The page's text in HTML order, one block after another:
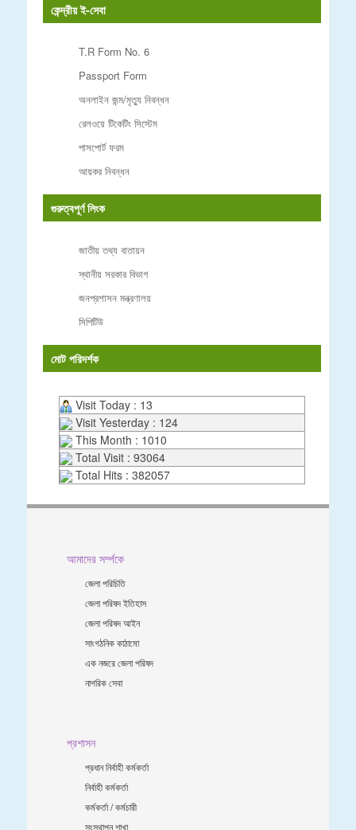
কেন্দ্রীয় ই-সেবা
T.R Form No. 6
Passport Form
অনলাইন জন্ম/মৃত্যু নিবন্ধন
রেলওয়ে টিকেটিং সিস্টেম
পাসপোর্ট ফরম
আয়কর নিবন্ধন
গুরুত্বপূর্ণ লিংক
জাতীয় তথ্য বাতায়ন
স্থানীয় সরকার বিভাগ
জনপ্রশাসন মন্ত্রণালয়
সিপিটিউ
মোট পরিদর্শক
Visit Today : 13
Visit Yesterday : 124
This Month : 1010
Total Visit : 93064
Total Hits : 382057
আমাদের সর্ম্পকে
জেলা পরিচিতি
জেলা পরিষদ ইতিহাস
জেলা পরিষদ আইন
সাংগঠনিক কাঠামো
এক নজরে জেলা পরিষদ
নাগরিক সেবা
প্রশাসন
প্রধান নির্বাহী কর্মকর্তা
নির্বাহী কর্মকর্তা
কর্মকর্তা / কর্মচারী
সংস্থাপন শাখা